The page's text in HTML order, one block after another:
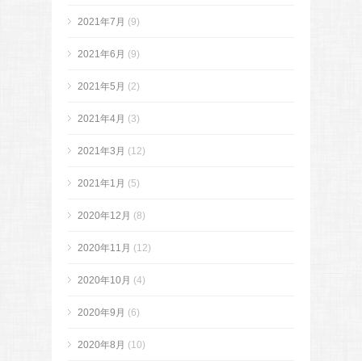
2021年7月 (9)
2021年6月 (9)
2021年5月 (2)
2021年4月 (3)
2021年3月 (12)
2021年1月 (5)
2020年12月 (8)
2020年11月 (12)
2020年10月 (4)
2020年9月 (6)
2020年8月 (10)